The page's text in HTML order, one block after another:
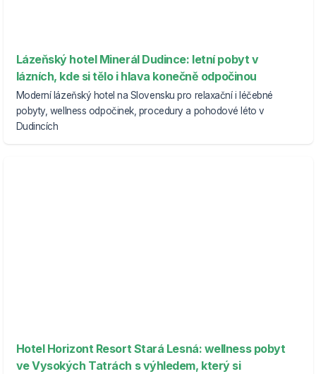
Lázeňský hotel Minerál Dudince: letní pobyt v
lázních, kde si tělo i hlava konečně odpočinou
Moderní lázeňský hotel na Slovensku pro relaxační i léčebné
pobyty, wellness odpočinek, procedury a pohodové léto v
Dudincích
Hotel Horizont Resort Stará Lesná: wellness pobyt
ve Vysokých Tatrách s výhledem, který si